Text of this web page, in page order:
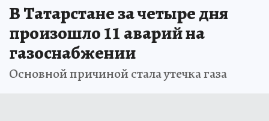
В Татарстане за четыре дня
произошло 11 аварий на
газоснабжении
Основной причиной стала утечка газа